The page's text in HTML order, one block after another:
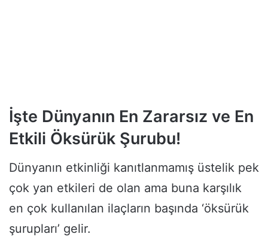
İşte Dünyanın En Zararsız ve En
Etkili Öksürük Şurubu!
Dünyanın etkinliği kanıtlanmamış üstelik pek
çok yan etkileri de olan ama buna karşılık
en çok kullanılan ilaçların başında ‘öksürük
şurupları’ gelir.